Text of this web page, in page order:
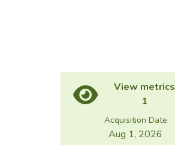
View metrics
1
Acquisition Date
Aug 1, 2026